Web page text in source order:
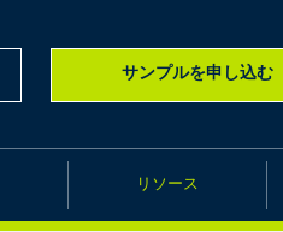
サンプルを申し込む
リソース